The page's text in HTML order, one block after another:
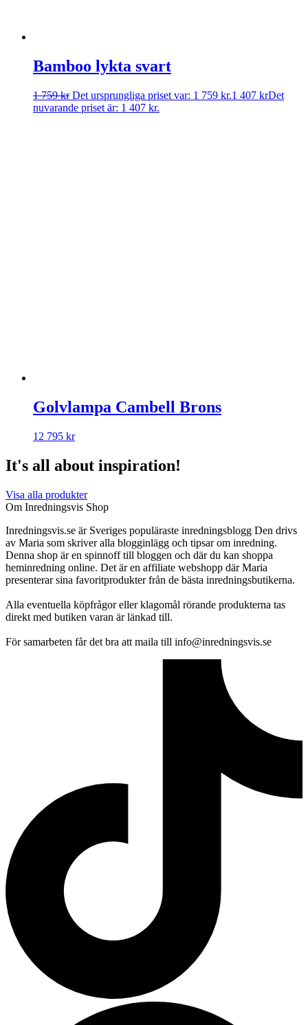
Bamboo lykta svart
1 759kr Det ursprungliga priset var: 1 759 kr.1 407 krDet
nuvarande priset är: 1 407 kr.
Golvlampa Cambell Brons
12 795 kr
It's all about inspiration!
Visa alla produkter
Om Inredningsvis Shop
Inredningsvis.se är Sveriges populäraste inredningsblogg Den drivs
av Maria som skriver alla blogginlägg och tipsar om inredning.
Denna shop är en spinnoff till bloggen och där du kan shoppa
heminredning online. Det är en affiliate webshopp där Maria
presenterar sina favoritprodukter från de bästa inredningsbutikerna.
Alla eventuella köpfrågor eller klagomål rörande produkterna tas
direkt med butiken varan är länkad till.
För samarbeten får det bra att maila till info@inredningsvis.se